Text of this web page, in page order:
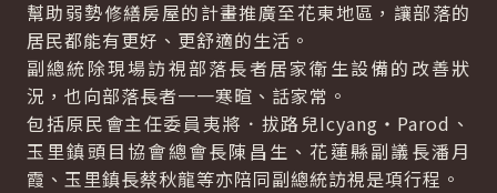
幫助弱勢修繕房屋的計畫推廣至花東地區，讓部落的
居民都能有更好、更舒適的生活。
副總統除現場訪視部落長者居家衛生設備的改善狀
況，也向部落長者一一寒暄、話家常。
包括原民會主任委員夷將．拔路兒Icyang‧Parod、
玉里鎮頭目協會總會長陳昌生、花蓮縣副議長潘月
霞、玉里鎮長蔡秋龍等亦陪同副總統訪視是項行程。